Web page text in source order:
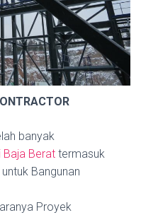
banyak
Baja Berat termasuk
untuk Bangunan
Proyek